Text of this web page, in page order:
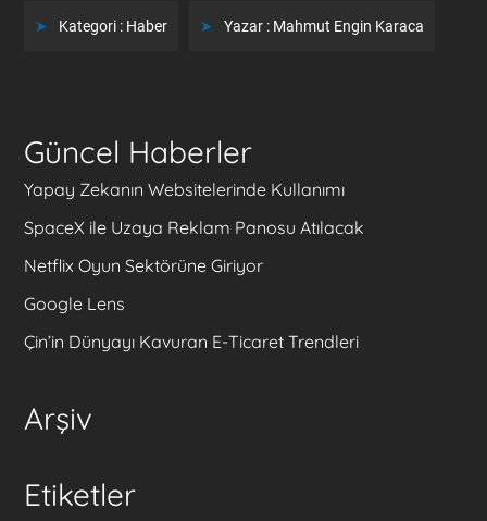
Kategori : Haber Yazar : Mahmut Engin Karaca
Güncel Haberler
Yapay Zekanın Websitelerinde Kullanımı
SpaceX ile Uzaya Reklam Panosu Atılacak
Netflix Oyun Sektörüne Giriyor
Google Lens
Çin’in Dünyayı Kavuran E-Ticaret Trendleri
Arşiv
Etiketler